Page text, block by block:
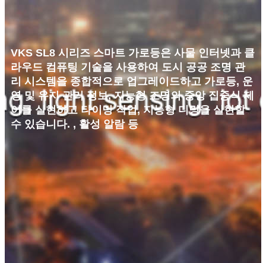
VKS SL8 시리즈 스마트 가로등은 사물 인터넷과 클
라우드 컴퓨팅 기술을 사용하여 도시 공공 조명 관
리 시스템을 종합적으로 업그레이드하고 가로등, 운
영 및 유지 관리 정보, 지능형 조명의 중앙 집중식 제
어를 실현하고 타이밍 작업, 지능형 디밍을 실현할
수 있습니다. , 활성 알람 등